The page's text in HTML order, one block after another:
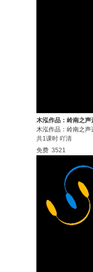
木泓作品：岭南之
木泓作品：岭南之
共1课时 吖清
免费 3521